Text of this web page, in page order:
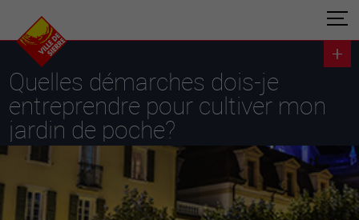
Quelles démarches dois-je
entreprendre pour cultiver mon
jardin de poche?